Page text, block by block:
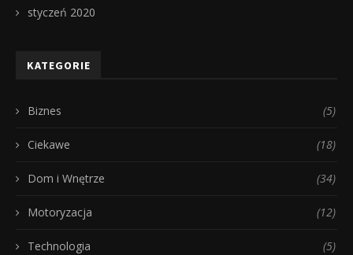
styczeń 2020
KATEGORIE
Biznes (5)
Ciekawe (18)
Dom i Wnętrze (34)
Motoryzacja (12)
Technologia (5)